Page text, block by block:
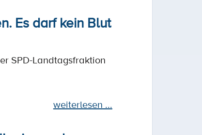
Es darf kein Blut
SPD-Landtagsfraktion
weiterlesen ...